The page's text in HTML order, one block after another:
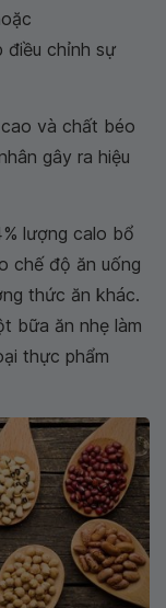
điều chỉnh sự
và chất béo
gây ra hiệu
lượng calo bổ
chế độ ăn uống
thức ăn khác.
bữa ăn nhẹ làm
thực phẩm